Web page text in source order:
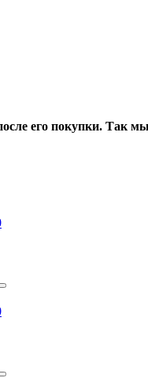
его покупки. Так